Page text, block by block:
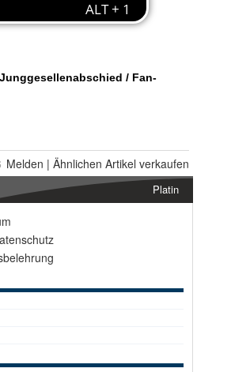
Melden | Ähnlichen Artikel verkaufen
Platin